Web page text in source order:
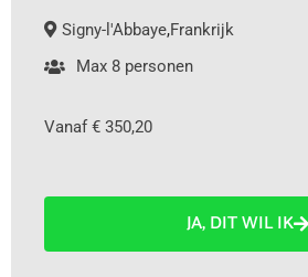
Signy-l'Abbaye,Frankrijk
Max 8 personen
Vanaf € 350,20
JA, DIT WIL IK